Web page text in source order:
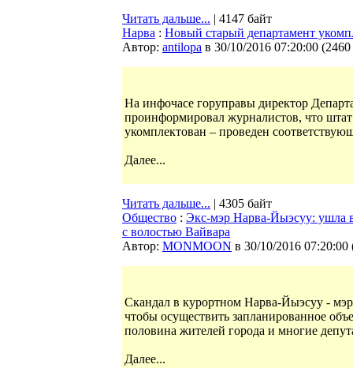
Читать дальше... | 4147 байт
Нарва : Новый старый департамент
Автор: antilopa в 30/10/2016 07:20:00 (
На инфочасе горуправы директор
проинформировал журналистов, что штат
укомплектован – проведен
Далее...
Читать дальше... | 4305 байт
Общество : Экс-мэр Нарва-Йыэсуу: ушла
с волостью Вайвара
Автор: MONMOON в 30/10/2016 07:20:00
Скандал в курортном Нарва-Йыэсуу - мэр
чтобы осуществить запланированное
половина жителей города и многие
Далее...